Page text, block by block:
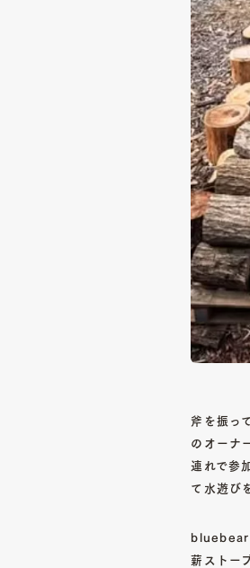
斧を振っ
のオーナ
連れで参
て水遊び
bluebear
薪ストー